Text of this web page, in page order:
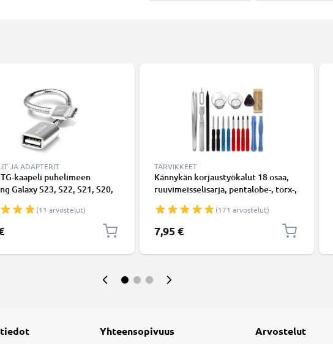
JA ADAPTERIT
kaapeli puhelimeen
Galaxy S23, S22, S21, S20,
adapteri, On The Go
(11 arvostelut)
TARVIKKEET
Kännykän korjaustyökalut 18 osaa,
ruuvimeisselisarja, pentalobe-, torx-,
imukuppi, pinsetit ja tarra -
älypuhelimen avaustyökalut
tarkkuustyöhön
(171 arvostelut)
7,95 €
Yhteensopivuus Arvostelut